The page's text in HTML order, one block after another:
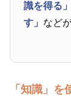
識を得る」
す」 など
「知識」を